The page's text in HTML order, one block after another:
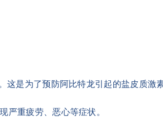
是为了预防阿比特龙引起的盐皮质激
严重疲劳、恶心等症状。